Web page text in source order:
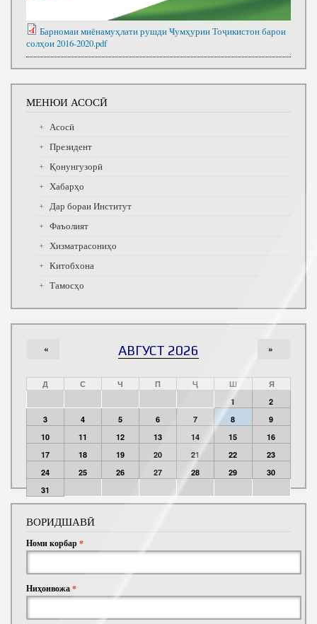
Барномаи миёнамуҳлати рушди Ҹумҳурии Тоҷикистон барои
солҳои 2016-2020.pdf
МЕНЮИ АСОСӢ
Асосӣ
Президент
Қонунгузорӣ
Хабарҳо
Дар бораи Институт
Фаъолият
Хизматрасониҳо
Китобхона
Тамосҳо
АВГУСТ 2026
« »
Д С Ч П Ҷ Ш
Я
1
2
3
4 5 6 7 8
9
10
11 12 13 14 15
16
17
18 19 20 21 22
23
24
25 26 27 28 29
30
31
ВОРИДШАВӢ
Номи корбар*
Ниҳонвожа*